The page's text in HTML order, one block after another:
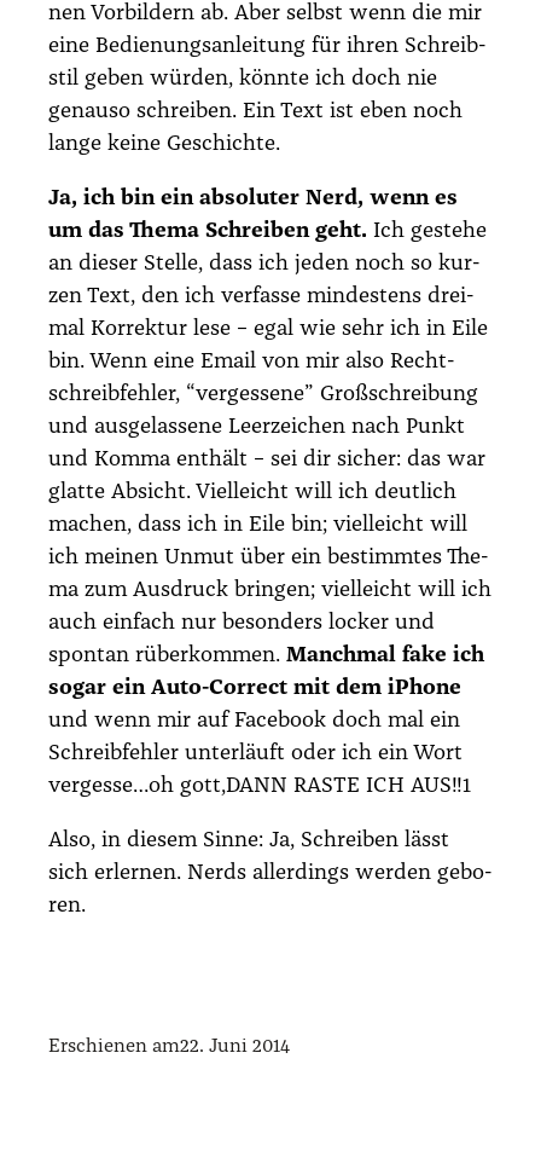
nen Vor­bil­dern ab. Aber selbst wenn die mir
eine Bedie­nungs­an­lei­tung für ihren Schreib­
stil geben wür­den, könn­te ich doch nie
genau­so schrei­ben. Ein Text ist eben noch
lan­ge kei­ne Geschich­te.
Ja, ich bin ein abso­lu­ter Nerd, wenn es
um das The­ma Schrei­ben geht. Ich geste­he
an die­ser Stel­le, dass ich jeden noch so kur­
zen Text, den ich ver­fas­se min­des­tens drei­
mal Kor­rek­tur lese – egal wie sehr ich in Eile
bin. Wenn eine Email von mir also Recht­
schreib­feh­ler, “ver­ges­se­ne” Groß­schrei­bung
und aus­ge­las­se­ne Leer­zei­chen nach Punkt
und Kom­ma ent­hält – sei dir sicher: das war
glat­te Absicht. Viel­leicht will ich deut­lich
machen, dass ich in Eile bin; viel­leicht will
ich mei­nen Unmut über ein bestimm­tes The­
ma zum Aus­druck brin­gen; viel­leicht will ich
auch ein­fach nur beson­ders locker und
spon­tan rüber­kom­men. Manch­mal fake ich
sogar ein Auto-Cor­rect mit dem iPho­ne
und wenn mir auf Face­book doch mal ein
Schreib­feh­ler unter­läuft oder ich ein Wort
vergesse…oh gott,DANN RASTE ICH AUS!!1
Also, in die­sem Sin­ne: Ja, Schrei­ben lässt
sich erler­nen. Nerds aller­dings wer­den gebo­
ren.
Erschienen am22. Juni 2014